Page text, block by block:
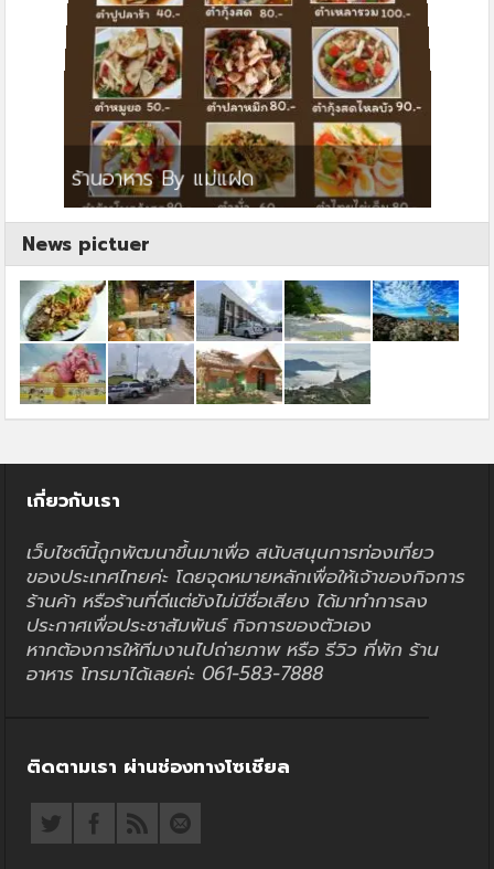
ร้านอาหาร By แม่แฝด
News pictuer
เกี่ยวกับเรา
เว็บไซต์นี้ถูกพัฒนาขึ้นมาเพื่อ สนับสนุนการท่องเที่ยว
ของประเทศไทยค่ะ โดยจุดหมายหลักเพื่อให้เจ้าของกิจการ
ร้านค้า หรือร้านที่ดีแต่ยังไม่มีชื่อเสียง ได้มาทำการลง
ประกาศเพื่อประชาสัมพันธ์ กิจการของตัวเอง
หากต้องการให้ทีมงานไปถ่ายภาพ หรือ รีวิว ที่พัก ร้าน
อาหาร โทรมาได้เลยค่ะ 061-583-7888
ติดตามเรา ผ่านช่องทางโซเชียล